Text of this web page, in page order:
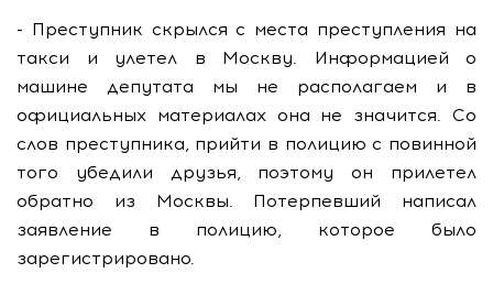
- Преступник скрылся с места преступления на
такси и улетел в Москву. Информацией о
машине депутата мы не располагаем и в
официальных материалах она не значится. Со
слов преступника, прийти в полицию с повинной
того убедили друзья, поэтому он прилетел
обратно из Москвы. Потерпевший написал
заявление в полицию, которое было
зарегистрировано.